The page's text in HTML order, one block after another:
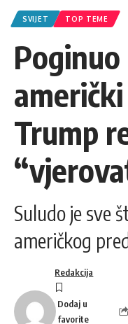
SVIJET TOP TEME
Trump
Suludo je sve
američkog
Redakcija